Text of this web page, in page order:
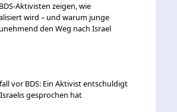
Aktivisten zeigen, wie
wird – und warum junge
den Weg nach Israel